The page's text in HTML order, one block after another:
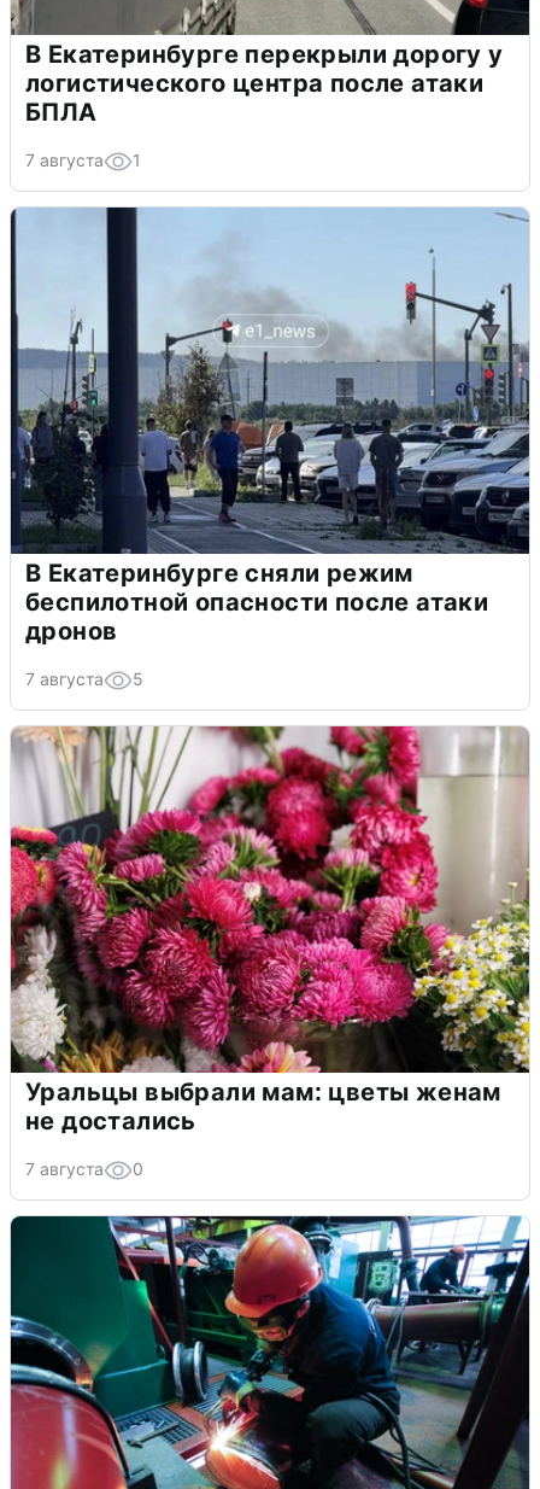
В Екатеринбурге перекрыли дорогу у
логистического центра после атаки
БПЛА
7 августа 1
В Екатеринбурге сняли режим
беспилотной опасности после атаки
дронов
7 августа 5
Уральцы выбрали мам: цветы женам
не достались
7 августа 0